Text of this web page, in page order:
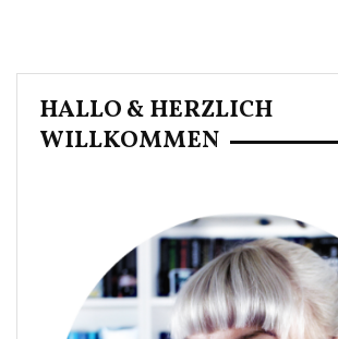
HALLO & HERZLICH
WILLKOMMEN